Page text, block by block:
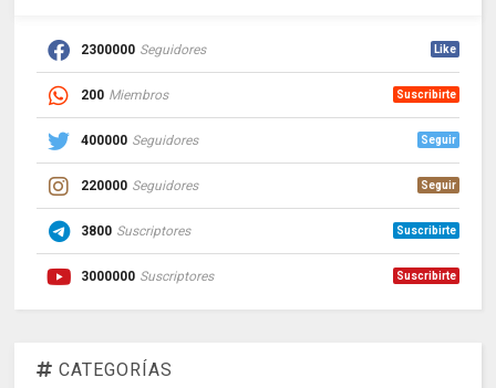
2300000 Seguidores Like
200 Miembros Suscribirte
400000 Seguidores Seguir
220000 Seguidores Seguir
3800 Suscriptores Suscribirte
3000000 Suscriptores Suscribirte
CATEGORÍAS